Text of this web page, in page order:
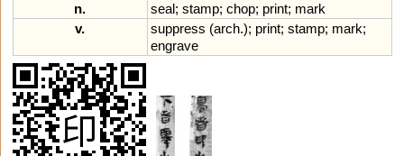
n.
seal; stamp; chop; print; mark
v.
suppress (arch.); print; stamp; mark;
engrave